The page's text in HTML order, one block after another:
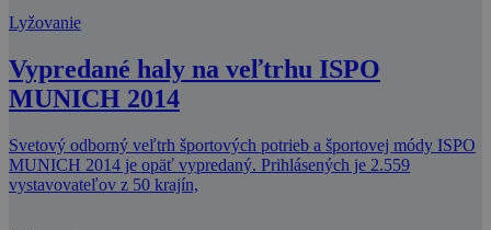
Lyžovanie
Vypredané haly na veľtrhu ISPO
MUNICH 2014
Svetový odborný veľtrh športových potrieb a športovej módy ISPO
MUNICH 2014 je opäť vypredaný. Prihlásených je 2.559
vystavovateľov z 50 krajín,